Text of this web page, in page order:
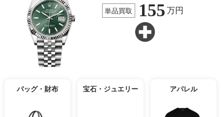
単品買取 155 万円
バッグ・財布 宝石・ジュエリー アパレル